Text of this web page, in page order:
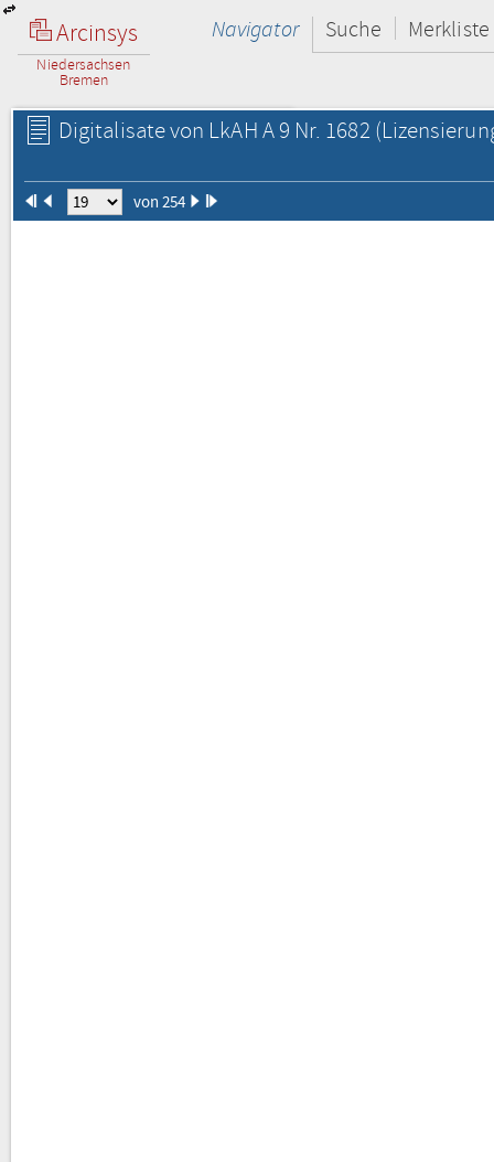
Arcinsys
Niedersachsen
Bremen
Navigator Suche Merkliste
Digitalisate von LkAH A 9 Nr. 1682
von 254